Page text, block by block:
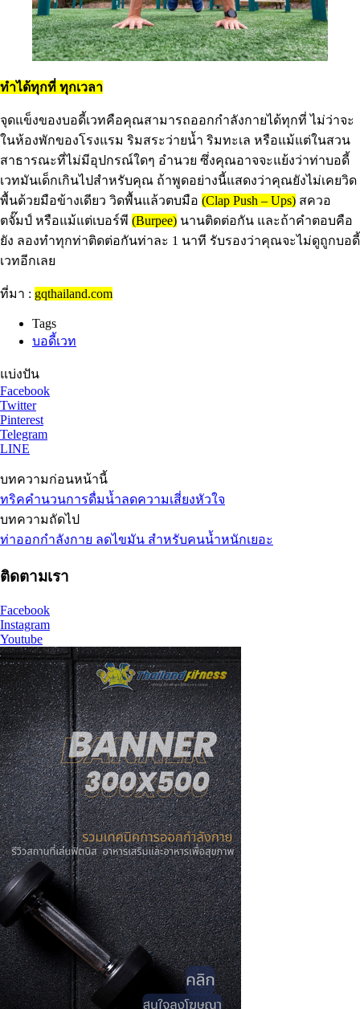
ทำได้ทุกที่ ทุกเวลา
จุดแข็งของบอดี้เวทคือคุณสามารถออกกำลังกายได้ทุกที่ ไม่ว่าจะ
ในห้องพักของโรงแรม ริมสระว่ายน้ำ ริมทะเล หรือแม้แต่ในสวน
สาธารณะที่ไม่มีอุปกรณ์ใดๆ อำนวย ซึ่งคุณอาจจะแย้งว่าท่าบอดี้
เวทมันเด็กเกินไปสำหรับคุณ ถ้าพูดอย่างนี้แสดงว่าคุณยังไม่เคยวิด
พื้นด้วยมือข้างเดียว วิดพื้นแล้วตบมือ (Clap Push – Ups) สควอ
ตจั๊มป์ หรือแม้แต่เบอร์พี (Burpee) นานติดต่อกัน และถ้าคำตอบคือ
ยัง ลองทำทุกท่าติดต่อกันท่าละ 1 นาที รับรองว่าคุณจะไม่ดูถูกบอดี้
เวทอีกเลย
ที่มา : gqthailand.com
Tags
บอดี้เวท
แบ่งปัน
Facebook
Twitter
Pinterest
Telegram
LINE
บทความก่อนหน้านี้
ทริคคำนวนการดื่มน้ำลดความเสี่ยงหัวใจ
บทความถัดไป
ท่าออกกำลังกาย ลด​ไขมัน ​สำหรับ​คน​น้ำหนัก​เยอะ
ติดตามเรา
Facebook
Instagram
Youtube